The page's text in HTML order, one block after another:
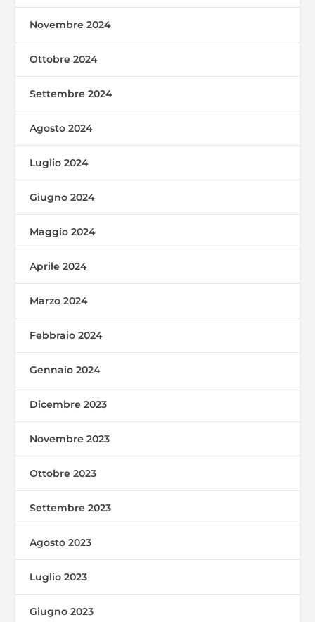
Novembre 2024
Ottobre 2024
Settembre 2024
Agosto 2024
Luglio 2024
Giugno 2024
Maggio 2024
Aprile 2024
Marzo 2024
Febbraio 2024
Gennaio 2024
Dicembre 2023
Novembre 2023
Ottobre 2023
Settembre 2023
Agosto 2023
Luglio 2023
Giugno 2023